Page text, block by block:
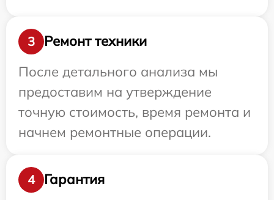
3
Ремонт техники
После детального анализа мы
предоставим на утверждение
точную стоимость, время ремонта и
начнем ремонтные операции.
4
Гарантия